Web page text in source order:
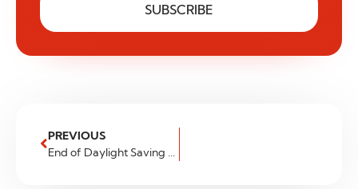
SUBSCRIBE
PREVIOUS